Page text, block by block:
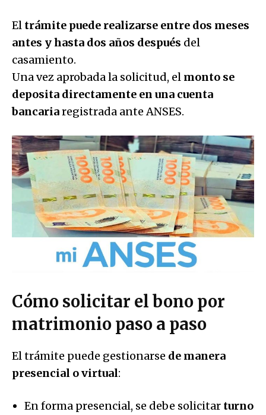
El trámite puede realizarse entre dos meses
antes y hasta dos años después del
casamiento.
Una vez aprobada la solicitud, el monto se
deposita directamente en una cuenta
bancariaregistrada ante ANSES.
Cómo solicitar el bono por
matrimonio paso a paso
El trámite puede gestionarse de manera
presencial o virtual:
En forma presencial, se debe solicitar turno